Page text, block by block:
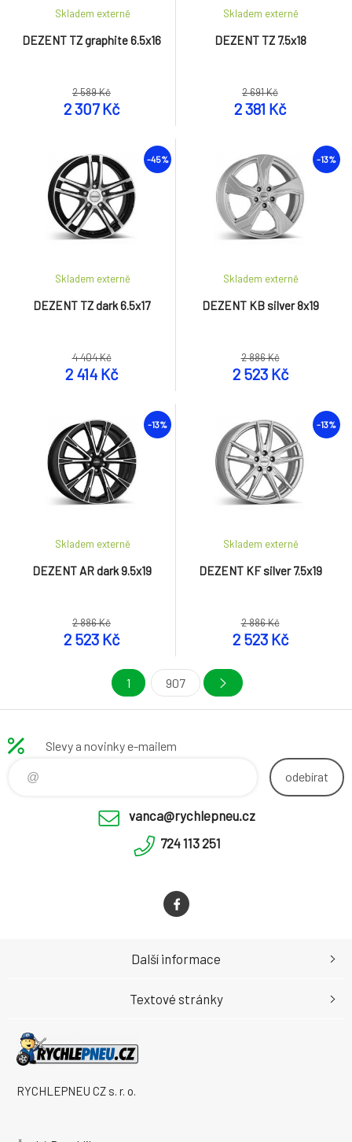
DEZENT TZ graphite 6.5x16
Skladem externě
2 589 Kč
2 307 Kč
DEZENT TZ 7.5x18
Skladem externě
2 691 Kč
2 381 Kč
-45%
DEZENT TZ dark 6.5x17
Skladem externě
4 404 Kč
2 414 Kč
-13%
DEZENT KB silver 8x19
Skladem externě
2 886 Kč
2 523 Kč
-13%
DEZENT AR dark 9.5x19
Skladem externě
2 886 Kč
2 523 Kč
-13%
DEZENT KF silver 7.5x19
Skladem externě
2 886 Kč
2 523 Kč
1 907
Slevy a novinky e-mailem
odebírat
vanca@rychlepneu.cz
724 113 251
RYCHLEPNEU CZ s. r. o.
Další informace
Textové stránky